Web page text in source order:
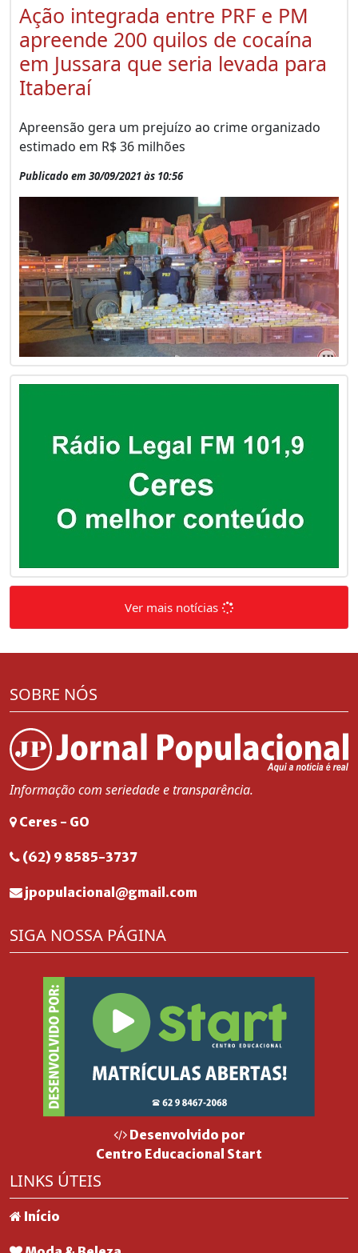
Ação integrada entre PRF e PM
apreende 200 quilos de cocaína
em Jussara que seria levada para
Itaberaí
Apreensão gera um prejuízo ao crime organizado
estimado em R$ 36 milhões
Publicado em 30/09/2021 às 10:56
Ver mais notícias
SOBRE NÓS
Informação com seriedade e transparência.
Ceres - GO
(62) 9 8585-3737
jpopulacional@gmail.com
SIGA NOSSA PÁGINA
Desenvolvido por
Centro Educacional Start
LINKS ÚTEIS
Início